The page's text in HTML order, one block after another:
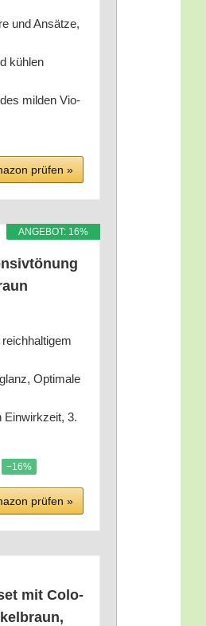
und Ansät­ze,
küh­len
des mil­den Vio­
prü­fen »
ANGE­BOT: 16%
Opti­ma­le
Ein­wirk­zeit, 3.
−16%
prü­fen »
mit Colo­